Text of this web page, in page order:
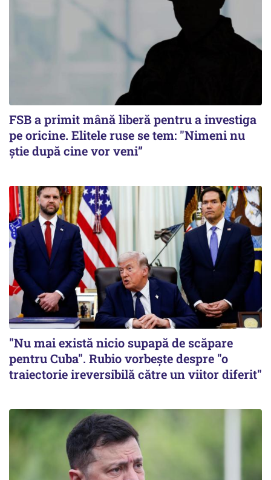
FSB a primit mână liberă pentru a investiga
pe oricine. Elitele ruse se tem: "Nimeni nu
știe după cine vor veni”
"Nu mai există nicio supapă de scăpare
pentru Cuba". Rubio vorbește despre "o
traiectorie ireversibilă către un viitor diferit"